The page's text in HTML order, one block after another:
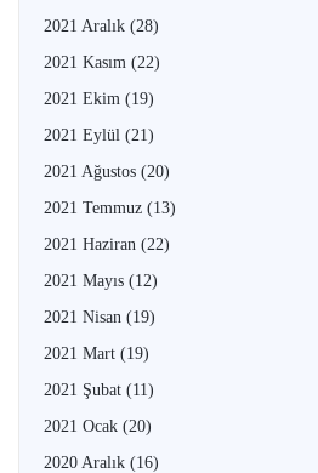
2021 Aralık (28)
2021 Kasım (22)
2021 Ekim (19)
2021 Eylül (21)
2021 Ağustos (20)
2021 Temmuz (13)
2021 Haziran (22)
2021 Mayıs (12)
2021 Nisan (19)
2021 Mart (19)
2021 Şubat (11)
2021 Ocak (20)
2020 Aralık (16)